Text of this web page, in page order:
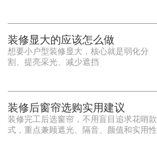
保耐用，抗风化、耐腐蚀，使用
装修显大的应该怎么做
想要小户型装修显大，核心就是弱化分
割、提亮采光、减少遮挡
装修后窗帘选购实用建议
装修完工后选窗帘，不用盲目追求花哨款
式，重点兼顾遮光、隔音、颜值和实用性